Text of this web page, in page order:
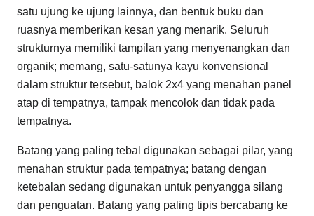
satu ujung ke ujung lainnya, dan bentuk buku dan
ruasnya memberikan kesan yang menarik. Seluruh
strukturnya memiliki tampilan yang menyenangkan dan
organik; memang, satu-satunya kayu konvensional
dalam struktur tersebut, balok 2x4 yang menahan panel
atap di tempatnya, tampak mencolok dan tidak pada
tempatnya.
Batang yang paling tebal digunakan sebagai pilar, yang
menahan struktur pada tempatnya; batang dengan
ketebalan sedang digunakan untuk penyangga silang
dan penguatan. Batang yang paling tipis bercabang ke